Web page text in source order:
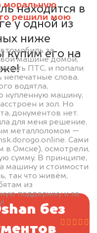
моральную
решили мою
за
машине домой,
ПТС, и попали
непечатные слова,
водятла,
купленную машину,
и зол. Но
документов нет.
для меня решение,
металлоломом —
Сами
в Омске), осмотрели,
сумму. В принципе,
машину и стоимости
так что живём,
из
поддержку и за
находится в
у одной из
ниже
купим его на
без